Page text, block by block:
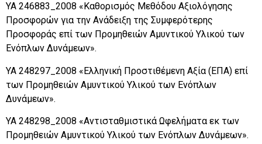
ΥΑ 246883_2008 «Καθορισμός Μεθόδου Αξιολόγησης
Προσφορών για την Ανάδειξη της Συμφερότερης
Προσφοράς επί των Προμηθειών Αμυντικού Υλικού των
Ενόπλων Δυνάμεων».
ΥΑ 248297_2008 «Ελληνική Προστιθέμενη Αξία (ΕΠΑ) επί
των Προμηθειών Αμυντικού Υλικού των Ενόπλων
Δυνάμεων».
ΥΑ 248298_2008 «Αντισταθμιστικά Ωφελήματα εκ των
Προμηθειών Αμυντικού Υλικού των Ενόπλων Δυνάμεων».